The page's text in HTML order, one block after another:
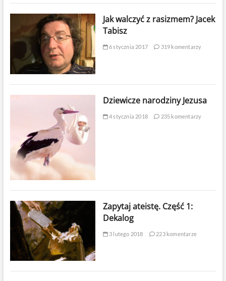
Jak walczyć z rasizmem? Jacek
Tabisz
6 stycznia 2017 319 komentarzy
Dziewicze narodziny Jezusa
4 stycznia 2018 235 komentarzy
Zapytaj ateistę. Część 1:
Dekalog
3 lutego 2018 223 komentarze